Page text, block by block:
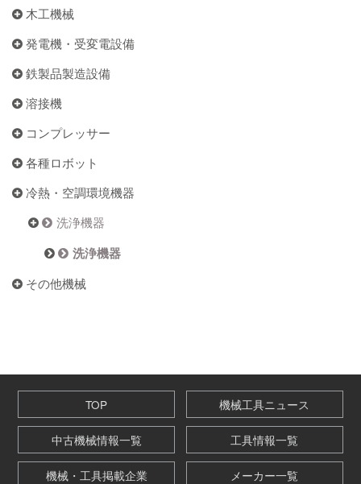
木工機械
発電機・受変電設備
鉄製品製造設備
溶接機
コンプレッサー
各種ロボット
冷熱・空調環境機器
洗浄機器
洗浄機器
その他機械
TOP 機械工具ニュース
中古機械情報一覧 工具情報一覧
機械・工具掲載企業 メーカー一覧